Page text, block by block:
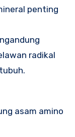
penting
radikal
asam amino